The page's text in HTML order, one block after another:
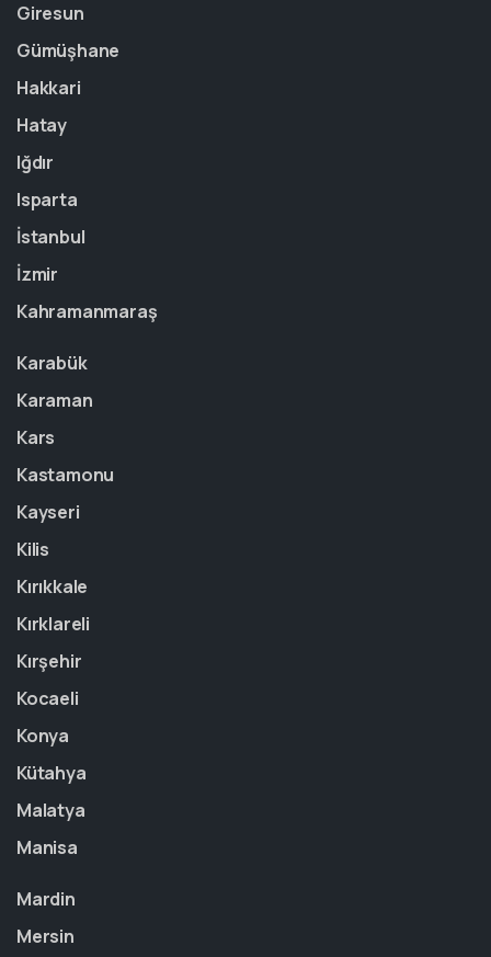
Giresun
Gümüşhane
Hakkari
Hatay
Iğdır
Isparta
İstanbul
İzmir
Kahramanmaraş
Karabük
Karaman
Kars
Kastamonu
Kayseri
Kilis
Kırıkkale
Kırklareli
Kırşehir
Kocaeli
Konya
Kütahya
Malatya
Manisa
Mardin
Mersin